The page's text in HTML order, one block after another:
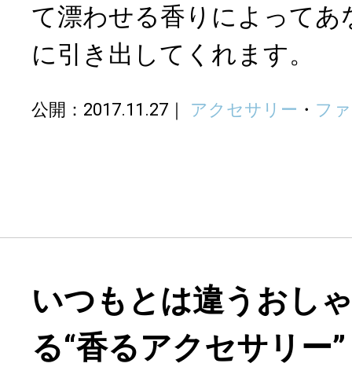
て漂わせる香りによってあ
に引き出してくれます。
公開：2017.11.27 アクセサリー ・ フ
いつもとは違うおし
る“香るアクセサリー”